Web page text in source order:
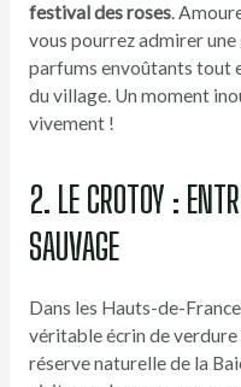
festival des roses.
vous pourrez admirer
parfums envoûtants tout
du village. Un moment
vivement !
2. LE CROTOY :
SAUVAGE
Dans les Hauts-de-
véritable écrin de verdure
réserve naturelle de la